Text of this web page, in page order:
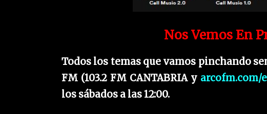
Nos Vemos En
Todos los temas que vamos pinchando
FM (103.2 FM CANTABRIA y arcofm.com/
los sábados a las 12:00.